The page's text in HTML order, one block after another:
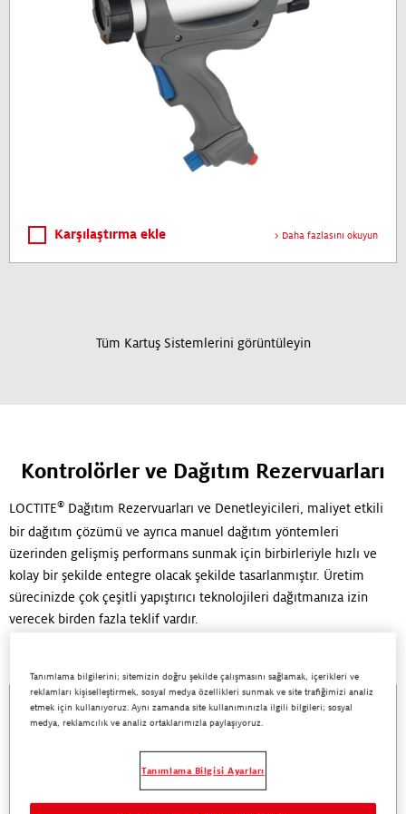
Karşılaştırma ekle Daha fazlasını okuyun
Tüm Kartuş Sistemlerini görüntüleyin
Kontrolörler ve Dağıtım Rezervuarları
LOCTITE® Dağıtım Rezervuarları ve Denetleyicileri, maliyet etkili
bir dağıtım çözümü ve ayrıca manuel dağıtım yöntemleri
üzerinden gelişmiş performans sunmak için birbirleriyle hızlı ve
kolay bir şekilde entegre olacak şekilde tasarlanmıştır. Üretim
sürecinizde çok çeşitli yapıştırıcı teknolojileri dağıtmanıza izin
verecek birden fazla teklif vardır.
LOCTITE® RC30 Manual Reservoir
Tanımlama bilgilerini; sitemizin doğru şekilde çalışmasını sağlamak, içerikleri ve
reklamları kişiselleştirmek, sosyal medya özellikleri sunmak ve site trafiğimizi analiz
etmek için kullanıyoruz. Aynı zamanda site kullanımınızla ilgili bilgileri; sosyal
medya, reklamcılık ve analiz ortaklarımızla paylaşıyoruz.
Tanımlama Bilgisi Ayarları